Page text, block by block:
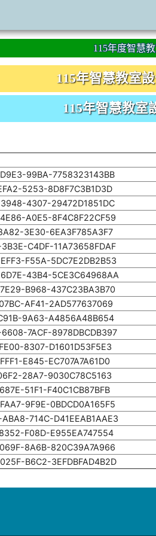
115年度智慧
115年智慧教室
115年智慧教室
99BA-7758323143BB
5253-8D8F7C3B1D3D
4307-29472D1851DC
A0E5-8F4C8F22CF59
3E30-6EA3F785A3F7
C4DF-11A73658FDAF
F55A-5DC7E2DB2B53
43B4-5CE3C64968AA
B968-437C23BA3B70
AF41-2AD577637069
9A63-A4856A48B654
7ACF-8978DBCDB397
8307-D1601D53F5E3
E845-EC707A7A61D0
28A7-9030C78C5163
51F1-F40C1CB87BFB
9F9E-0BDCD0A165F5
714C-D41EEAB1AAE3
F08D-E955EA747554
8A6B-820C39A7A966
B6C2-3EFDBFAD4B2D